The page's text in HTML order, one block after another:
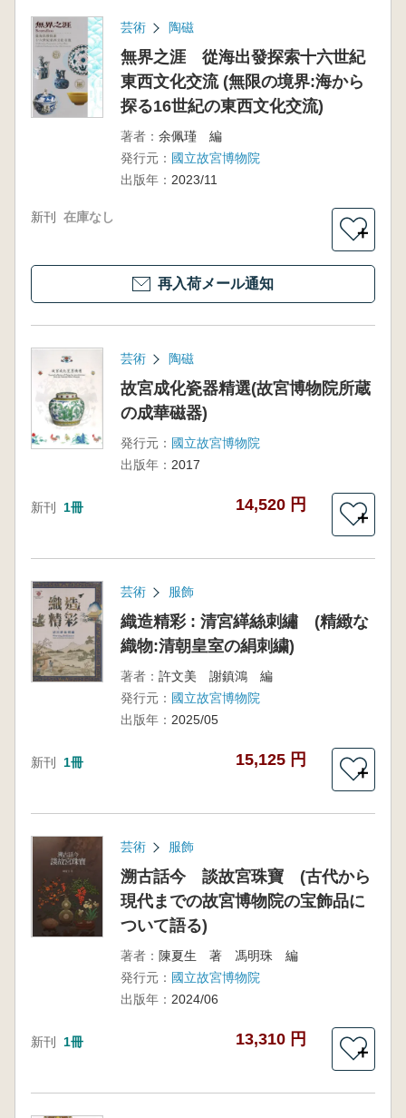
芸術 陶磁
無界之涯 從海出發探索十六世紀
東西文化交流 (無限の境界:海から
探る16世紀の東西文化交流)
著者： 余佩瑾 編
発行元： 國立故宮博物院
出版年： 2023/11
新刊 在庫なし
＋
再入荷メール通知
芸術 陶磁
故宮成化瓷器精選(故宮博物院所蔵
の成華磁器)
発行元： 國立故宮博物院
出版年： 2017
新刊 1冊 14,520 円
＋
芸術 服飾
織造精彩 : 清宮緙絲刺繡 (精緻な
織物:清朝皇室の絹刺繍)
著者： 許文美 謝鎮鴻 編
発行元： 國立故宮博物院
出版年： 2025/05
新刊 1冊 15,125 円
＋
芸術 服飾
溯古話今 談故宮珠寶 (古代から
現代までの故宮博物院の宝飾品に
ついて語る)
著者： 陳夏生 著 馮明珠 編
発行元： 國立故宮博物院
出版年： 2024/06
新刊 1冊 13,310 円
＋